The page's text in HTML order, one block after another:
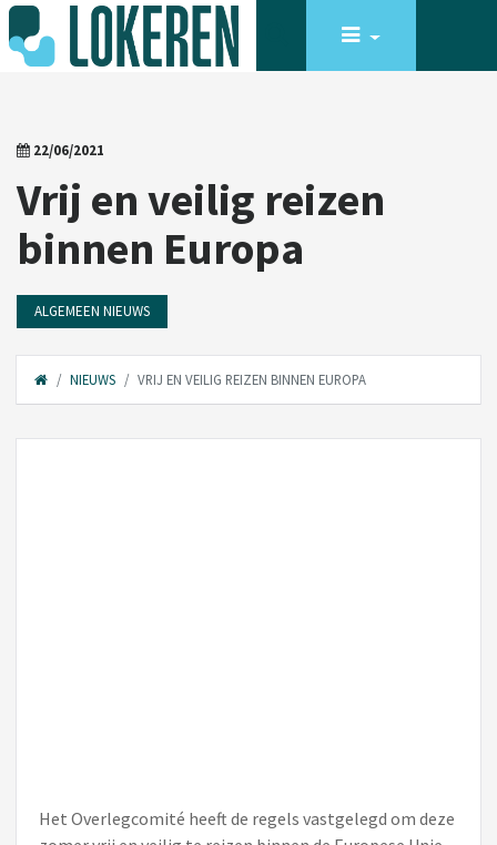
22/06/2021
Vrij en veilig reizen
binnen Europa
ALGEMEEN NIEUWS
NIEUWS VRIJ EN VEILIG REIZEN BINNEN EUROPA
Het Overlegcomité heeft de regels vastgelegd om deze